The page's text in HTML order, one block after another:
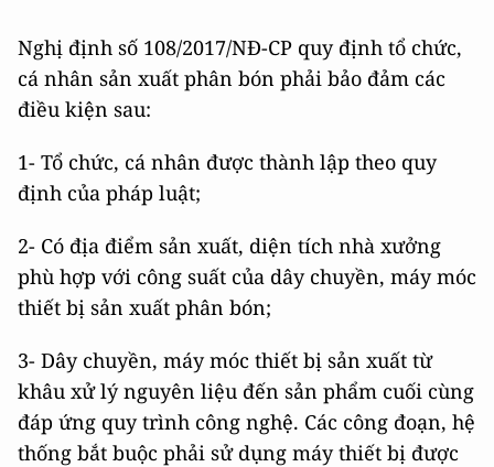
Nghị định số 108/2017/NĐ-CP quy định tổ chức,
cá nhân sản xuất phân bón phải bảo đảm các
điều kiện sau:
1- Tổ chức, cá nhân được thành lập theo quy
định của pháp luật;
2- Có địa điểm sản xuất, diện tích nhà xưởng
phù hợp với công suất của dây chuyền, máy móc
thiết bị sản xuất phân bón;
3- Dây chuyền, máy móc thiết bị sản xuất từ
khâu xử lý nguyên liệu đến sản phẩm cuối cùng
đáp ứng quy trình công nghệ. Các công đoạn, hệ
thống bắt buộc phải sử dụng máy thiết bị được